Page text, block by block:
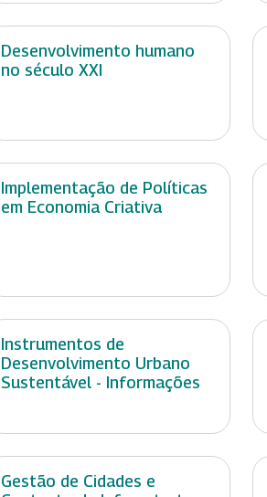
Desenvolvimento humano
no século XXI
Implementação de Políticas
em Economia Criativa
Instrumentos de
Desenvolvimento Urbano
Sustentável - Informações
Gestão de Cidades e